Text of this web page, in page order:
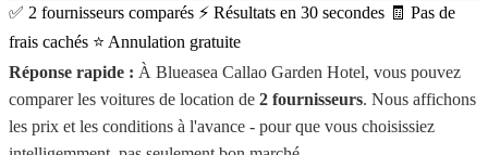
✅ 2 fournisseurs comparés ⚡ Résultats en 30 secondes 🧾 Pas de
frais cachés ⭐ Annulation gratuite
Réponse rapide : À Blueasea Callao Garden Hotel, vous pouvez
comparer les voitures de location de 2 fournisseurs. Nous affichons
les prix et les conditions à l'avance - pour que vous choisissiez